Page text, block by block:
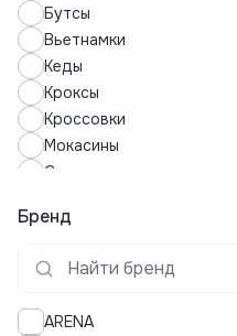
Бутсы
Вьетнамки
Кеды
Кроксы
Кроссовки
Мокасины
Сандалии
Слипоны
Шлепки
Бренд
ARENA